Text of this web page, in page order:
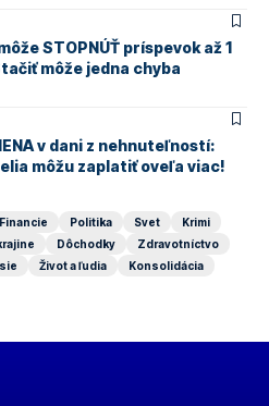
STOPNÚŤ príspevok až 1
môže jedna chyba
v dani z nehnuteľností:
môžu zaplatiť oveľa viac!
Financie Politika Svet
Krimi
Dôchodky
Zdravotníctvo
Život a ľudia
Konsolidácia